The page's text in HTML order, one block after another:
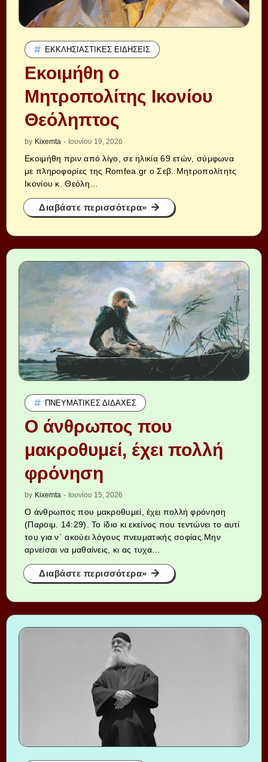
ΕΚΚΛΗΣΙΑΣΤΙΚΈΣ ΕΙΔΉΣΕΙΣ
Εκοιμήθη ο
Μητροπολίτης Ικονίου
Θεόληπτος
by Kixemta - Ιουνίου 19, 2026
Εκοιμήθη πριν από λίγο, σε ηλικία 69 ετών, σύμφωνα
με πληροφορίες της Romfea.gr ο Σεβ. Μητροπολίτητς
Ικονίου κ. Θεόλη…
Διαβάστε περισσότερα»
ΠΝΕΥΜΑΤΙΚΈΣ ΔΙΔΑΧΈΣ
Ο άνθρωπος που
μακροθυμεί, έχει πολλή
φρόνηση
by Kixemta - Ιουνίου 15, 2026
Ο άνθρωπος που μακροθυμεί, έχει πολλή φρόνηση
(Παροιμ. 14:29). Το ίδιο κι εκείνος που τεντώνει το αυτί
του για ν΄ ακούει λόγους πνευματικής σοφίας.Μην
αρνείσαι να μαθαίνεις, κι ας τυχα…
Διαβάστε περισσότερα»